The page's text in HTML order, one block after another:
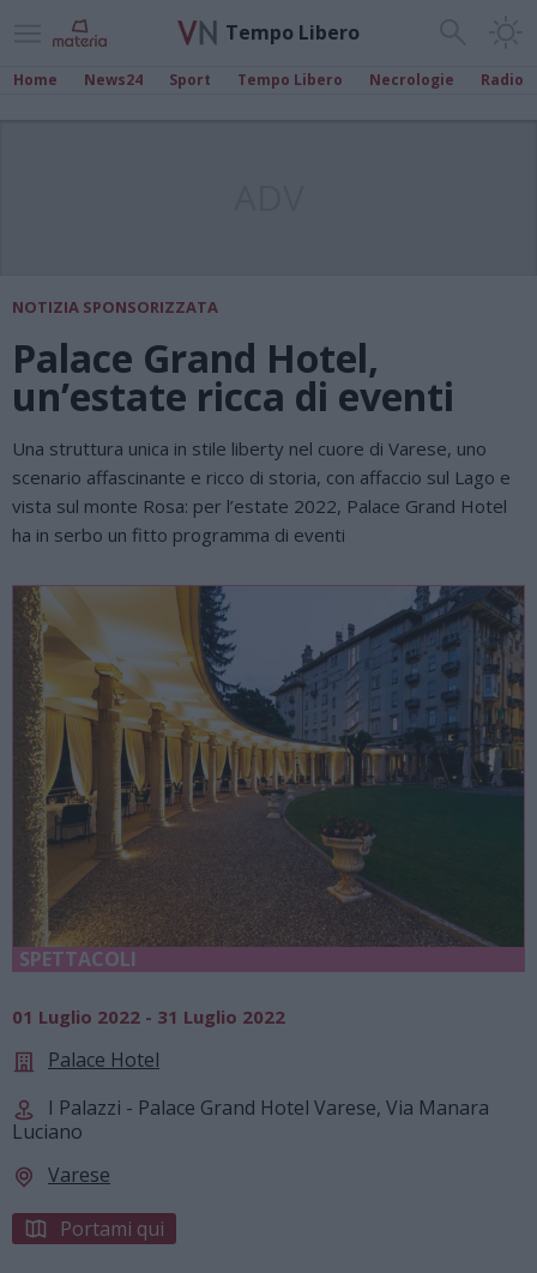
Tempo Libero
Home News24 Sport Tempo Libero Necrologie Radio
NOTIZIA SPONSORIZZATA
Palace Grand Hotel,
un’estate ricca di eventi
Una struttura unica in stile liberty nel cuore di Varese, uno
scenario affascinante e ricco di storia, con affaccio sul Lago e
vista sul monte Rosa: per l’estate 2022, Palace Grand Hotel
ha in serbo un fitto programma di eventi
SPETTACOLI
01 Luglio 2022 - 31 Luglio 2022
Palace Hotel
I Palazzi - Palace Grand Hotel Varese, Via Manara
Luciano
Varese
Portami qui